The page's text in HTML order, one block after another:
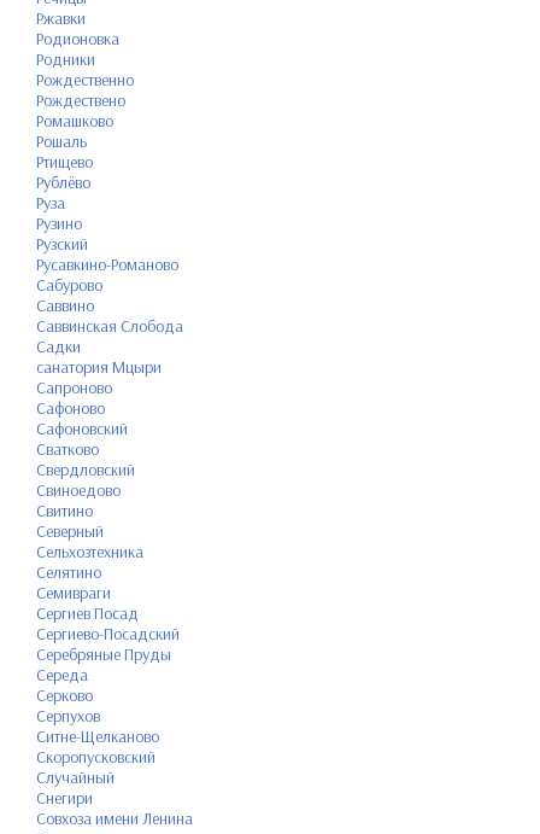
Ржавки
Родионовка
Родники
Рождественно
Рождествено
Ромашково
Рошаль
Ртищево
Рублёво
Руза
Рузино
Рузский
Русавкино-Романово
Сабурово
Саввино
Саввинская Слобода
Садки
санатория Мцыри
Сапроново
Сафоново
Сафоновский
Сватково
Свердловский
Свиноедово
Свитино
Северный
Сельхозтехника
Селятино
Семивраги
Сергиев Посад
Сергиево-Посадский
Серебряные Пруды
Середа
Серково
Серпухов
Ситне-Щелканово
Скоропусковский
Случайный
Снегири
Совхоза имени Ленина